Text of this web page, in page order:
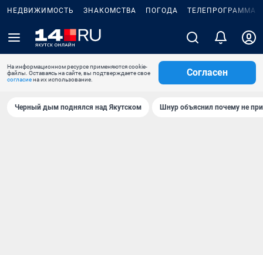
НЕДВИЖИМОСТЬ ЗНАКОМСТВА ПОГОДА ТЕЛЕПРОГРАММА
На информационном ресурсе применяются cookie-
файлы. Оставаясь на сайте, вы подтверждаете свое
согласиена их использование.
Согласен
Черный дым поднялся над Якутском Шнур объяснил почему не